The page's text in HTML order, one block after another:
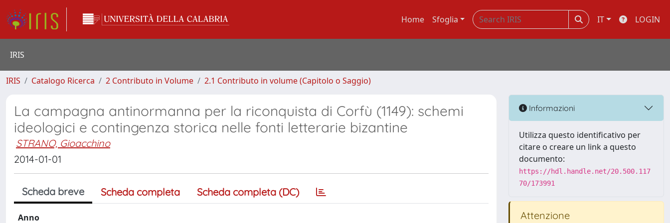
Home Sfoglia IT LOGIN
IRIS
IRIS Catalogo Ricerca 2 Contributo in Volume 2.1 Contributo in volume (Capitolo o Saggio)
La campagna antinormanna per la riconquista di Corfù (1149): schemi
ideologici e contingenza storica nelle fonti letterarie bizantine
STRANO, Gioacchino
2014-01-01
Scheda breve Scheda completa Scheda completa (DC)
Anno
Informazioni
Utilizza questo identificativo per
citare o creare un link a questo
documento:
https://hdl.handle.net/20.500.117
70/173991
Attenzione